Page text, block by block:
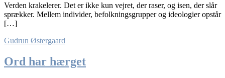
Verden krakelerer. Det er ikke kun vejret, der raser, og isen, der slår
sprækker. Mellem individer, befolkningsgrupper og ideologier opstår
[…]
Gudrun Østergaard
Ord har hærget